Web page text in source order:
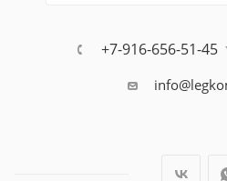
+7-916-656-51-45